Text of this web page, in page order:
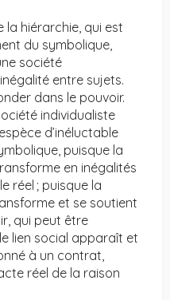
la hiérarchie, qui est
du symbolique,
société
entre sujets.
dans le pouvoir.
individualiste
d’inéluctable
puisque la
en inégalités
réel ; puisque la
et se soutient
qui peut être
lien social apparaît et
à un contrat,
réel de la raison